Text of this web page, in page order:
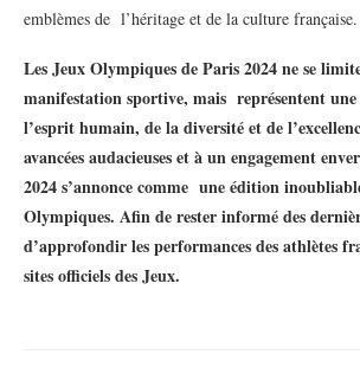
emblèmes de l’héritage et de la culture française.
Les Jeux Olympiques de Paris 2024 ne se
manifestation sportive, mais représentent
l’esprit humain, de la diversité et de
avancées audacieuses et à un engagement
2024 s’annonce comme une édition
Olympiques. Afin de rester informé des
d’approfondir les performances des athlètes
sites officiels des Jeux.